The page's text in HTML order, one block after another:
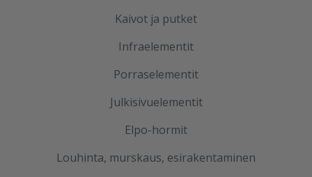
Kaivot ja putket
Infraelementit
Porraselementit
Julkisivuelementit
Elpo-hormit
Louhinta, murskaus, esirakentaminen